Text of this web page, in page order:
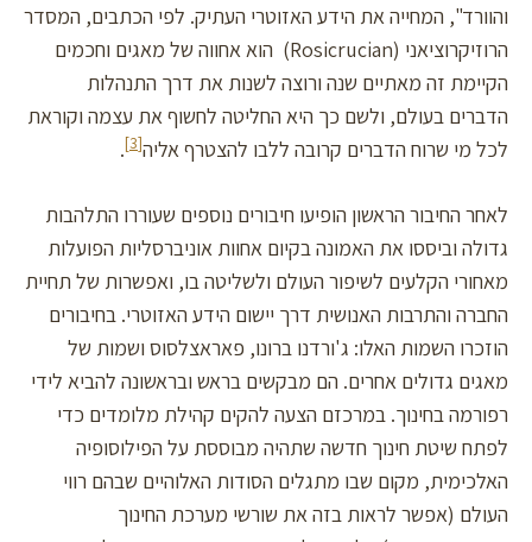
והוורד", המחייה את הידע האזוטרי העתיק. לפי הכתבים, המסדר
הרוזיקרוציאני (Rosicrucian) הוא אחווה של מאגים וחכמים
הקיימת זה מאתיים שנה ורוצה לשנות את דרך התנהלות
הדברים בעולם, ולשם כך היא החליטה לחשוף את עצמה וקוראת
לכל מי שרוח הדברים קרובה ללבו להצטרף אליה[3]
.
לאחר החיבור הראשון הופיעו חיבורים נוספים שעוררו התלהבות
גדולה וביססו את האמונה בקיום אחוות אוניברסליות הפועלות
מאחורי הקלעים לשיפור העולם ולשליטה בו, ואפשרות של תחיית
החברה והתרבות האנושית דרך יישום הידע האזוטרי. בחיבורים
הוזכרו השמות האלו: ג'ורדנו ברונו, פאראצלסוס ושמות של
מאגים גדולים אחרים. הם מבקשים בראש ובראשונה להביא לידי
רפורמה בחינוך. במרכזם הצעה להקים קהילת מלומדים כדי
לפתח שיטת חינוך חדשה שתהיה מבוססת על הפילוסופיה
האלכימית, מקום שבו מתגלים הסודות האלוהיים שבהם רווי
העולם (אפשר לראות בזה את שורשי מערכת החינוך